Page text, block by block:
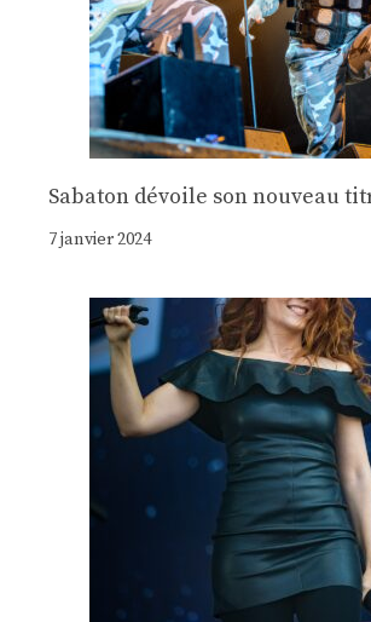
Sabaton dévoile son nouveau
7 janvier 2024